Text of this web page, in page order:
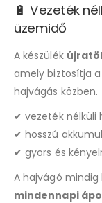
🔋 Vezeték
üzemidő
A készülék
amely biztosítja
hajvágás közben.
✔ vezeték nélküli
✔ hosszú
✔ gyors és
A hajvágó mindig
mindennapi